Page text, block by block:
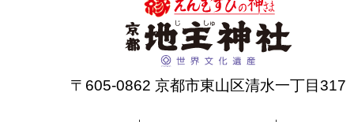
〒605-0862 京都市東山区清水一丁目317